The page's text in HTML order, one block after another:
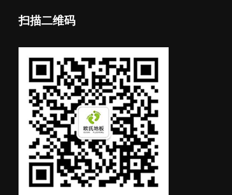
扫描二维码